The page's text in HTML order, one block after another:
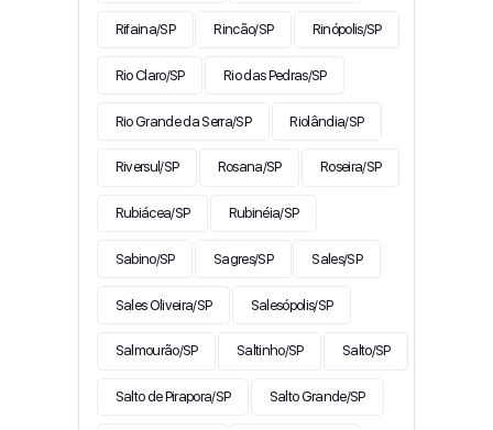
Rifaina/SP Rincão/SP Rinópolis/SP
Rio Claro/SP Rio das Pedras/SP
Rio Grande da Serra/SP Riolândia/SP
Riversul/SP Rosana/SP Roseira/SP
Rubiácea/SP Rubinéia/SP
Sabino/SP Sagres/SP Sales/SP
Sales Oliveira/SP Salesópolis/SP
Salmourão/SP Saltinho/SP Salto/SP
Salto de Pirapora/SP Salto Grande/SP